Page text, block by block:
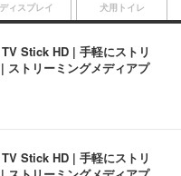
Stick HD | 手軽にストリ
ストリーミングメディアプ
Stick HD | 手軽にストリ
ディスプレイ 犬用トイレ